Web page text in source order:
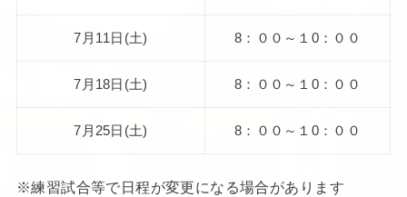
7月11日(土) 8：００～１0：００
7月18日(土) 8：００～１0：００
7月25日(土) 8：００～１0：００
※練習試合等で日程が変更になる場合があります